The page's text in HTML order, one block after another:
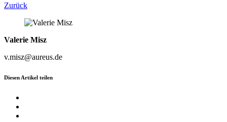
Zurück
Valerie Misz
v.misz@aureus.de
Diesen Artikel teilen